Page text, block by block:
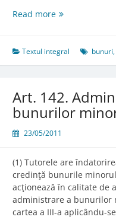
Read moreArt.
bunurilor
minorului
Textul integral bunuri,
Art. 142.
bunurilor
23/05/2011
(1) Tutorele are
credinţă bunurile
acţionează în calitate de
administrare a bunurilor
cartea a III-a aplicându-